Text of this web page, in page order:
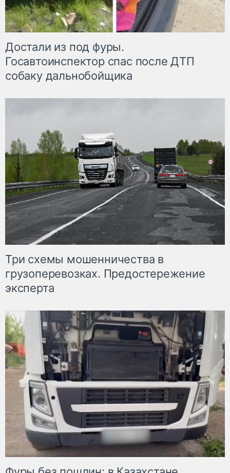
Достали из под фуры.
Госавтоинспектор спас после ДТП
собаку дальнобойщика
Три схемы мошенничества в
грузоперевозках. Предостережение
эксперта